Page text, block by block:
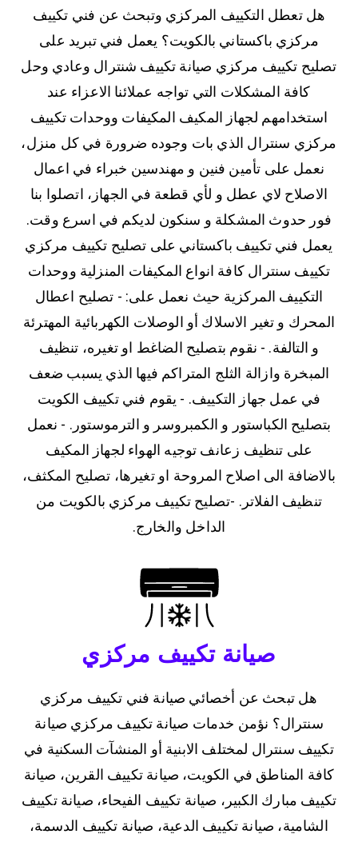
هل تعطل التكييف المركزي وتبحث عن فني تكييف
مركزي باكستاني بالكويت؟ يعمل فني تبريد على
تصليح تكييف مركزي صيانة تكييف شنترال وعادي وحل
كافة المشكلات التي تواجه عملائنا الاعزاء عند
استخدامهم لجهاز المكيف المكيفات ووحدات تكييف
مركزي سنترال الذي بات وجوده ضرورة في كل منزل،
نعمل على تأمين فنين و مهندسين خبراء في اعمال
الاصلاح لاي عطل و لأي قطعة في الجهاز، اتصلوا بنا
فور حدوث المشكلة و سنكون لديكم في اسرع وقت.
يعمل فني تكييف باكستاني على تصليح تكييف مركزي
تكييف سنترال كافة انواع المكيفات المنزلية ووحدات
التكييف المركزية حيث نعمل على: - تصليح اعطال
المحرك و تغير الاسلاك أو الوصلات الكهربائية المهترئة
و التالفة. - نقوم بتصليح الضاغط او تغيره، تنظيف
المبخرة وازالة الثلج المتراكم فيها الذي يسبب ضعف
في عمل جهاز التكييف. - يقوم فني تكييف الكويت
بتصليح الكباستور و الكمبروسر و الترموستور. - نعمل
على تنظيف زعانف توجيه الهواء لجهاز المكيف
بالاضافة الى اصلاح المروحة او تغيرها، تصليح المكثف،
تنظيف الفلاتر. -تصليح تكييف مركزي بالكويت من
الداخل والخارج.
صيانة تكييف مركزي
هل تبحث عن أخصائي صيانة فني تكييف مركزي
سنترال؟ نؤمن خدمات صيانة تكييف مركزي صيانة
تكييف سنترال لمختلف الابنية أو المنشآت السكنية في
كافة المناطق في الكويت، صيانة تكييف القرين، صيانة
تكييف مبارك الكبير، صيانة تكييف الفيحاء، صيانة تكييف
الشامية، صيانة تكييف الدعية، صيانة تكييف الدسمة،